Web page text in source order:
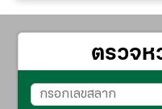
ตรวจห